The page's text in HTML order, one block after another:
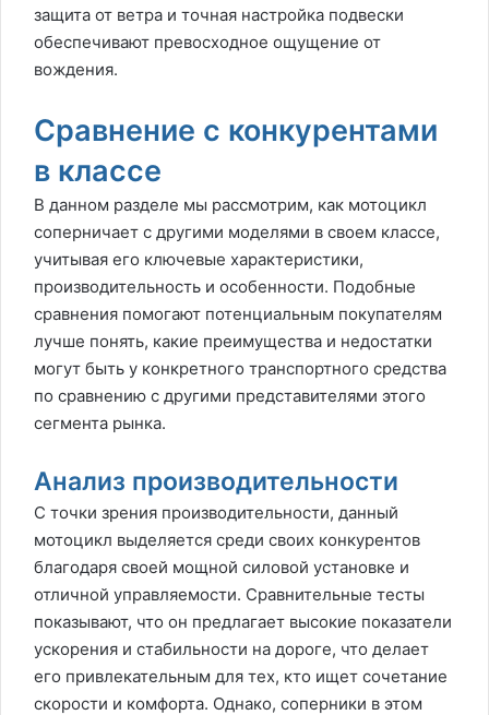
защита от ветра и точная настройка подвески
обеспечивают превосходное ощущение от
вождения.
Сравнение с конкурентами
в классе
В данном разделе мы рассмотрим, как мотоцикл
соперничает с другими моделями в своем классе,
учитывая его ключевые характеристики,
производительность и особенности. Подобные
сравнения помогают потенциальным покупателям
лучше понять, какие преимущества и недостатки
могут быть у конкретного транспортного средства
по сравнению с другими представителями этого
сегмента рынка.
Анализ производительности
С точки зрения производительности, данный
мотоцикл выделяется среди своих конкурентов
благодаря своей мощной силовой установке и
отличной управляемости. Сравнительные тесты
показывают, что он предлагает высокие показатели
ускорения и стабильности на дороге, что делает
его привлекательным для тех, кто ищет сочетание
скорости и комфорта. Однако, соперники в этом